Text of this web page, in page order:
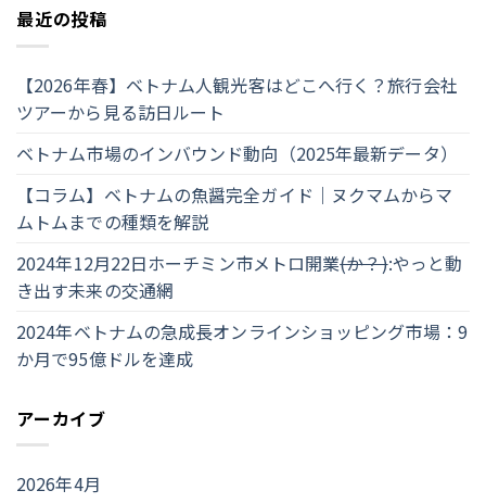
最近の投稿
【2026年春】ベトナム人観光客はどこへ行く？旅行会社
ツアーから見る訪日ルート
ベトナム市場のインバウンド動向（2025年最新データ）
【コラム】ベトナムの魚醤完全ガイド｜ヌクマムからマ
ムトムまでの種類を解説
2024年12月22日ホーチミン市メトロ開業(か？):やっと動
き出す未来の交通網
2024年ベトナムの急成長オンラインショッピング市場：9
か月で95億ドルを達成
アーカイブ
2026年4月